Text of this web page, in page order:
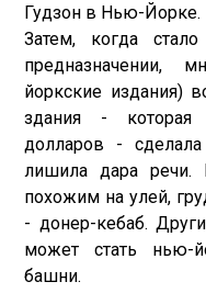
Гудзон в Нью-Йорке.
Затем, когда
йоркские издания)
здания - которая
долларов -
лишила дара речи.
похожим на улей,
- донер-кебаб.
может стать нью-
башни.